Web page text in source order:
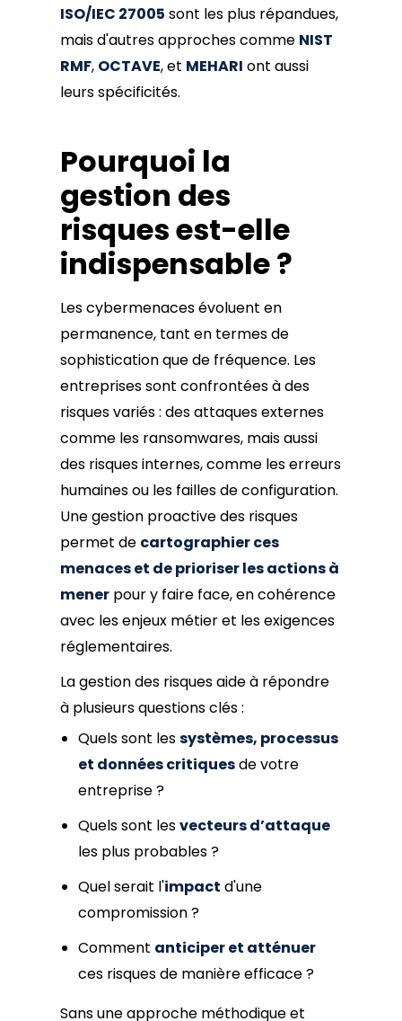
ISO/IEC 27005 sont les plus répandues,
mais d'autres approches comme NIST
RMF, OCTAVE, et MEHARI ont aussi
leurs spécificités.
Pourquoi la
gestion des
risques est-elle
indispensable ?
Les cybermenaces évoluent en
permanence, tant en termes de
sophistication que de fréquence. Les
entreprises sont confrontées à des
risques variés : des attaques externes
comme les ransomwares, mais aussi
des risques internes, comme les erreurs
humaines ou les failles de configuration.
Une gestion proactive des risques
permet de cartographier ces
menaces et de prioriser les actions à
mener pour y faire face, en cohérence
avec les enjeux métier et les exigences
réglementaires.
La gestion des risques aide à répondre
à plusieurs questions clés :
Quels sont lessystèmes, processus
et données critiquesde votre
entreprise ?
Quels sont lesvecteurs d’attaque
les plus probables ?
Quel serait l'impact d'une
compromission ?
Comment anticiper et atténuer
ces risques de manière efficace ?
Sans une approche méthodique et